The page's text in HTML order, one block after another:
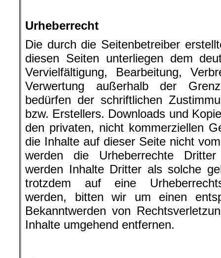
Urheberrecht
Die durch die Seitenbetreiber
diesen Seiten unterliegen dem
Vervielfältigung, Bearbeitung,
Verwertung außerhalb der
bedürfen der schriftlichen
bzw. Erstellers. Downloads und
den privaten, nicht kommerziellen
die Inhalte auf dieser Seite nicht
werden die Urheberrechte
werden Inhalte Dritter als solche
trotzdem auf eine
werden, bitten wir um einen
Bekanntwerden von
Inhalte umgehend entfernen.